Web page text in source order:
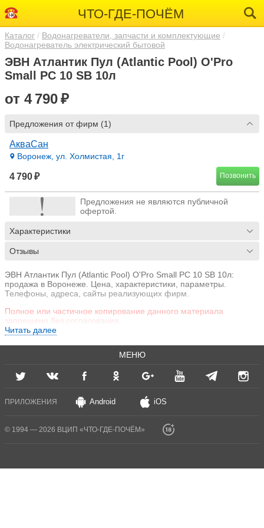
ЧТО-ГДЕ-ПОЧЁМ
Каталог
Водонагреватели, запчасти и комплектующие
Водонагреватель электрический бытовой
ЭВН Атлантик Пул (Atlantic Pool) O'Pro
Small PC 10 SB 10л
от 4 790 ₽
Предложения от фирм (1)
АкваСан
Воронеж, ул. Холмистая, 1г
4 790 ₽ Позвонить
Предложения не являются публичной
офертой.
Характеристики
Отзывы
ЭВН Атлантик Пул (Atlantic Pool) O'Pro Small PC 10 SB 10л:
продажа в Воронеже. Цена, характеристики, параметры.
Телефоны, адреса, сайты реализующих фирм.
Полное или частичное копирование данного материала
запрещено без согласования.
Читать далее
МЕНЮ
ПРИЛОЖЕНИЯ Android iOS
© 1994 — 2026 ВЦИП «ЧТО-ГДЕ-ПОЧЁМ»